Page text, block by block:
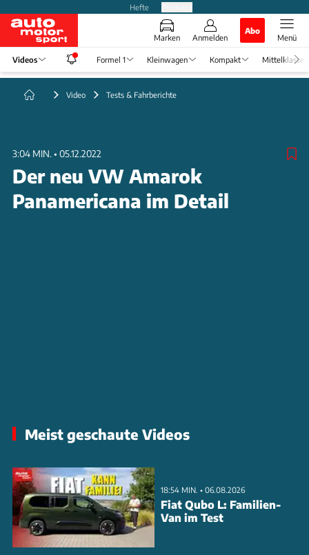
Hefte
Marken Anmelden
Abo
Menü
Videos Formel 1 Kleinwagen Kompakt Mittelklasse
Video Tests & Fahrberichte
3:04 MIN. • 05.12.2022
Der neu VW Amarok
Panamericana im Detail
Meist geschaute Videos
18:54 MIN. • 06.08.2026
Fiat Qubo L: Familien-
Van im Test